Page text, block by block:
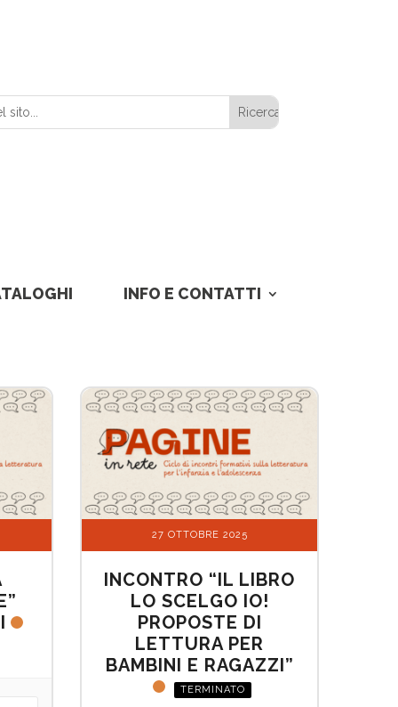
INFO E CONTATTI
27 OTTOBRE 2025
INCONTRO “IL LIBRO
LO SCELGO IO!
PROPOSTE DI
LETTURA PER
BAMBINI E RAGAZZI”
TERMINATO